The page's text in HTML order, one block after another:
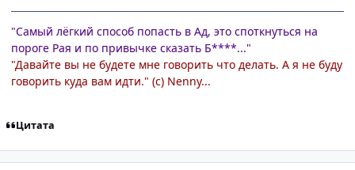
"Самый лёгкий способ попасть в Ад, это споткнуться на
пороге Рая и по привычке сказать Б****..."
"Давайте вы не будете мне говорить что делать. А я не буду
говорить куда вам идти." (с) Nenny...
Цитата